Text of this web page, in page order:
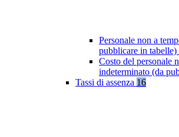
Personale non a
pubblicare in tabelle)
Costo del personale
indeterminato (da
Tassi di assenza 16